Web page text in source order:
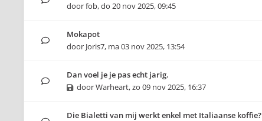
doorfob,do 20 nov 2025, 09:45
Mokapot
door Joris7, ma 03 nov 2025, 13:54
Dan voel je je pas echt jarig.
doorWarheart,zo 09 nov 2025, 16:37
Die Bialetti van mij werkt enkel met Italiaanse koffie?